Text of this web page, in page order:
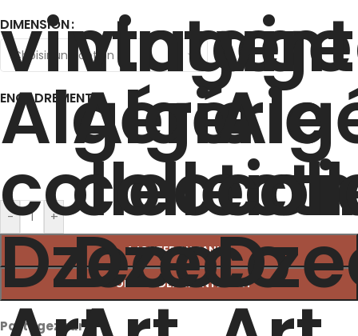
DIMENSION
ENCADREMENT
- +
AJOUTER AU PANIER
COMMANDER MAINTENANT
Partagez sur